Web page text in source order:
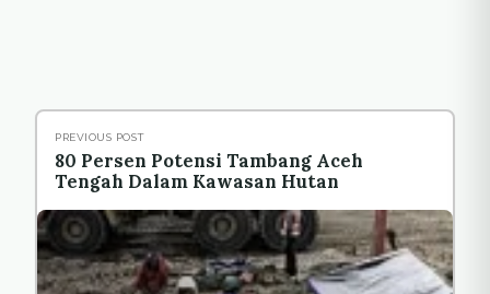
PREVIOUS POST
80 Persen Potensi Tambang Aceh
Tengah Dalam Kawasan Hutan